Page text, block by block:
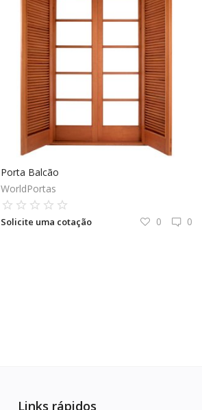
Porta Balcão
WorldPortas
Solicite uma cotação 0
0
Links rápidos